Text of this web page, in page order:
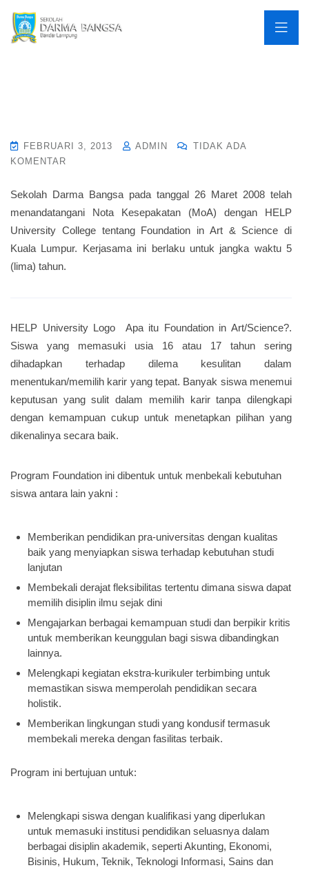
FEBRUARI 3, 2013 ADMIN
TIDAK ADA
KOMENTAR
Sekolah Darma Bangsa pada tanggal 26 Maret 2008 telah
menandatangani Nota Kesepakatan (MoA) dengan HELP
University College tentang Foundation in Art & Science di
Kuala Lumpur. Kerjasama ini berlaku untuk jangka waktu 5
(lima) tahun.
HELP University Logo Apa itu Foundation in Art/Science?.
Siswa yang memasuki usia 16 atau 17 tahun sering
dihadapkan terhadap dilema kesulitan dalam
menentukan/memilih karir yang tepat. Banyak siswa menemui
keputusan yang sulit dalam memilih karir tanpa dilengkapi
dengan kemampuan cukup untuk menetapkan pilihan yang
dikenalinya secara baik.
Program Foundation ini dibentuk untuk menbekali kebutuhan
siswa antara lain yakni :
Memberikan pendidikan pra-universitas dengan kualitas
baik yang menyiapkan siswa terhadap kebutuhan studi
lanjutan
Membekali derajat fleksibilitas tertentu dimana siswa dapat
memilih disiplin ilmu sejak dini
Mengajarkan berbagai kemampuan studi dan berpikir kritis
untuk memberikan keunggulan bagi siswa dibandingkan
lainnya.
Melengkapi kegiatan ekstra-kurikuler terbimbing untuk
memastikan siswa memperolah pendidikan secara
holistik.
Memberikan lingkungan studi yang kondusif termasuk
membekali mereka dengan fasilitas terbaik.
Program ini bertujuan untuk:
Melengkapi siswa dengan kualifikasi yang diperlukan
untuk memasuki institusi pendidikan seluasnya dalam
berbagai disiplin akademik, seperti Akunting, Ekonomi,
Bisinis, Hukum, Teknik, Teknologi Informasi, Sains dan